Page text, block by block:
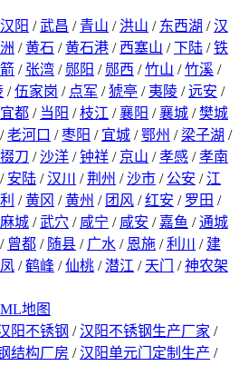
汉阳 /武昌 / 青山 / 洪山 / 东西湖 /汉
/黄石 /黄石港 / 西塞山 /下陆 /铁
/ 张湾 / 郧阳 / 郧西 /竹山 /竹溪 /
/伍家岗 / 点军 /猇亭 / 夷陵 /远安 /
宜都 / 当阳 /枝江 /襄阳 /襄城 /樊城
/老河口 /枣阳 / 宜城 /鄂州 / 梁子湖 /
掇刀 /沙洋 /钟祥 / 京山 /孝感 /孝南
/ 安陆 /汉川 /荆州 /沙市 / 公安 / 江
/黄冈 /黄州 / 团风 /红安 / 罗田 /
麻城 /武穴 / 咸宁 / 咸安 / 嘉鱼 /通城
/ 曾都 / 随县 / 广水 / 恩施 /利川 / 建
/鹤峰 /仙桃 /潜江 / 天门 /神农架
地图
阳不锈钢 /汉阳不锈钢生产厂家 /
结构厂房 /汉阳单元门定制生产 /